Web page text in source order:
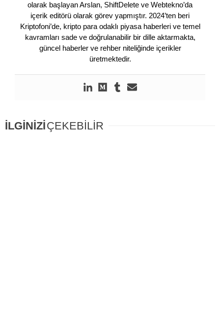
olarak başlayan Arslan, ShiftDelete ve Webtekno’da
içerik editörü olarak görev yapmıştır. 2024’ten beri
Kriptofoni’de, kripto para odaklı piyasa haberleri ve temel
kavramları sade ve doğrulanabilir bir dille aktarmakta,
güncel haberler ve rehber niteliğinde içerikler
üretmektedir.
İLGİNİZİÇEKEBİLİR